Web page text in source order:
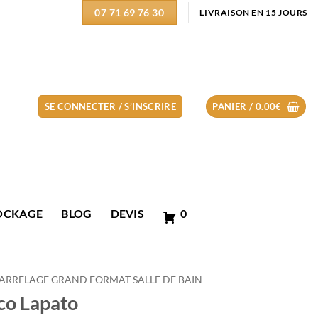
07 71 69 76 30 LIVRAISON EN 15 JOURS
SE CONNECTER / S’INSCRIRE PANIER / 0.00€
BLOG DEVIS 0
GRAND FORMAT SALLE DE BAIN
Lapato